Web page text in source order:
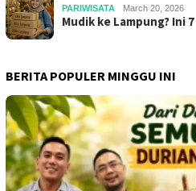
PARIWISATA March 20, 2026
Mudik ke Lampung? Ini
BERITA POPULER MINGGU INI